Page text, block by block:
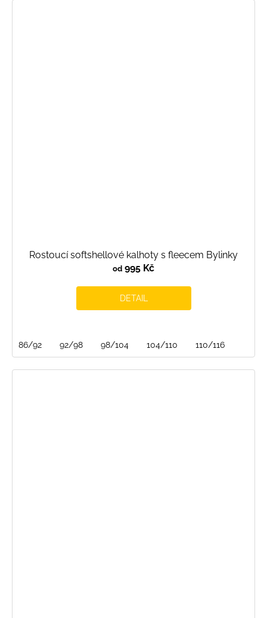
Rostoucí softshellové kalhoty s fleecem Bylinky
od 995 Kč
DETAIL
86/92 92/98 98/104 104/110 110/116